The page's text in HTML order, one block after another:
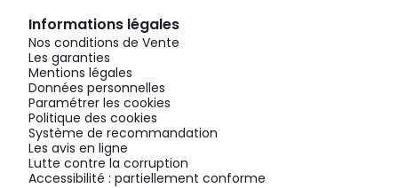
Informations légales
Nos conditions de Vente
Les garanties
Mentions légales
Données personnelles
Paramétrer les cookies
Politique des cookies
Système de recommandation
Les avis en ligne
Lutte contre la corruption
Accessibilité : partiellement conforme